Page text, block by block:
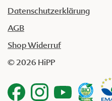
Datenschutzerklärung
AGB
Shop Widerruf
© 2026 HiPP